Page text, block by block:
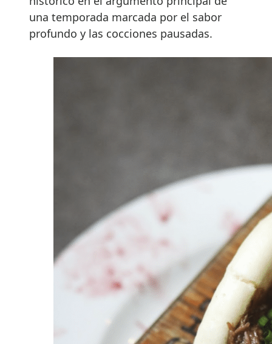
una temporada marcada por el sabor
profundo y las cocciones pausadas.